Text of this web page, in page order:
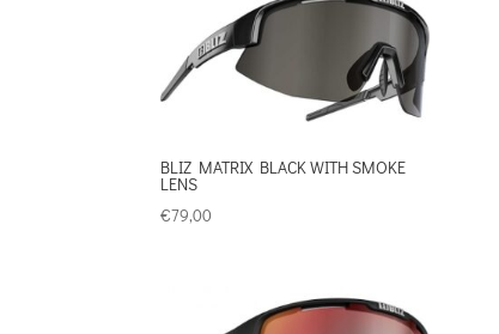
BLIZ MATRIX BLACK WITH SMOKE
LENS
€79,00